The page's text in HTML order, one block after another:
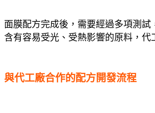
面膜配方完成後，需要經過多項測
含有容易受光、受熱影響的原料，
與代工廠合作的配方開發流程